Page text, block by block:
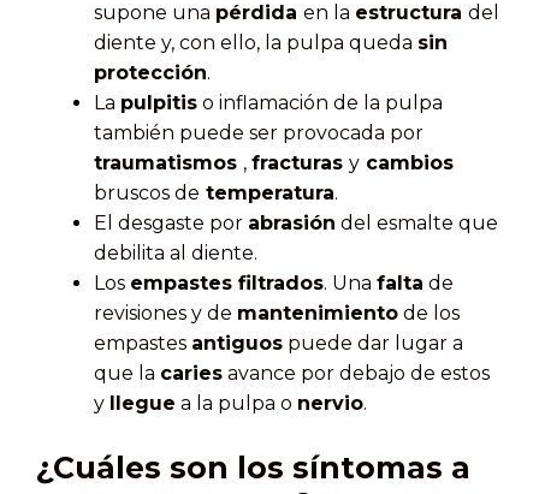
supone una pérdida en la estructura del
diente y, con ello, la pulpa queda sin
protección.
La pulpitis o inflamación de la pulpa
también puede ser provocada por
traumatismos , fracturas y cambios
bruscos de temperatura.
El desgaste por abrasión del esmalte que
debilita al diente.
Los empastes filtrados. Una falta de
revisiones y de mantenimiento de los
empastes antiguos puede dar lugar a
que la caries avance por debajo de estos
y
llegue a la pulpa o nervio.
¿Cuáles son los síntomas a